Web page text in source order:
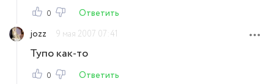
0
Ответить
jozz
9 мая 2007 07:41
Тупо как-то
0
Ответить